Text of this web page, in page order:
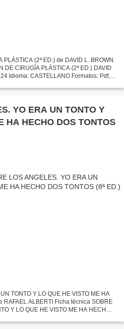
(2ª ED.) de DAVID L. BROWN
DE CIRUGÍA PLÁSTICA (2ª ED.) DAVID
Idioma: CASTELLANO Formatos: Pdf,
YO ERA UN TONTO Y
HA HECHO DOS TONTOS
TONTO Y LO QUE HE VISTO ME HA
RAFAEL ALBERTI Ficha técnica SOBRE
Y LO QUE HE VISTO ME HA HECHO